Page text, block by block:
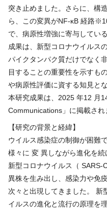
突き止めました。さらに、構
ら、この変異がNF-κB 経路
で、病原性増強に寄与してい
成果は、新型コロナウイルス
パイクタンパク質だけでなく
目することの重要性を示すも
や病原性評価に資する知見と
本研究成果は、2025 年12 月
Communications」に掲載され
【研究の背景と経緯】
ウイルス感染症の制御が困難
様々に 変 異しながら進化を続
新型コロナウイルス（ SARS-
異株を生み出し、感染力や免
次々と出現してきました。 新
イルスの進化と流行の原理を